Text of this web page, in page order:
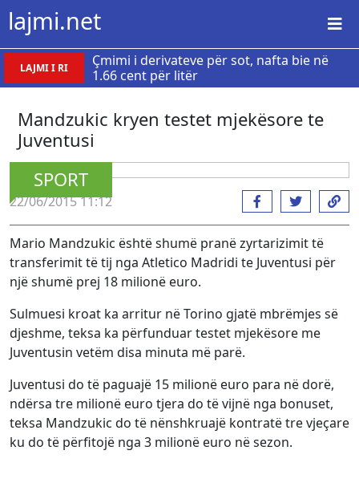
lajmi.net
LAJMI I RI
Çmimi i derivateve për sot, nafta bie në
1.66 cent për litër
Mandzukic kryen testet mjekësore te
Juventusi
SPORT
22/06/2015 11:12
Mario Mandzukic është shumë pranë zyrtarizimit të
transferimit të tij nga Atletico Madridi te Juventusi për
një shumë prej 18 milionë euro.
Sulmuesi kroat ka arritur në Torino gjatë mbrëmjes së
djeshme, teksa ka përfunduar testet mjekësore me
Juventusin vetëm disa minuta më parë.
Juventusi do të paguajë 15 milionë euro para në dorë,
ndërsa tre milionë euro tjera do të vijnë nga bonuset,
teksa Mandzukic do të nënshkruajë kontratë tre vjeçare
ku do të përfitojë nga 3 milionë euro në sezon.